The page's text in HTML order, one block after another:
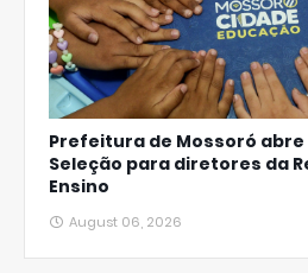
Prefeitura de Mossoró abre
Seleção para diretores da
Ensino
August 06, 2026